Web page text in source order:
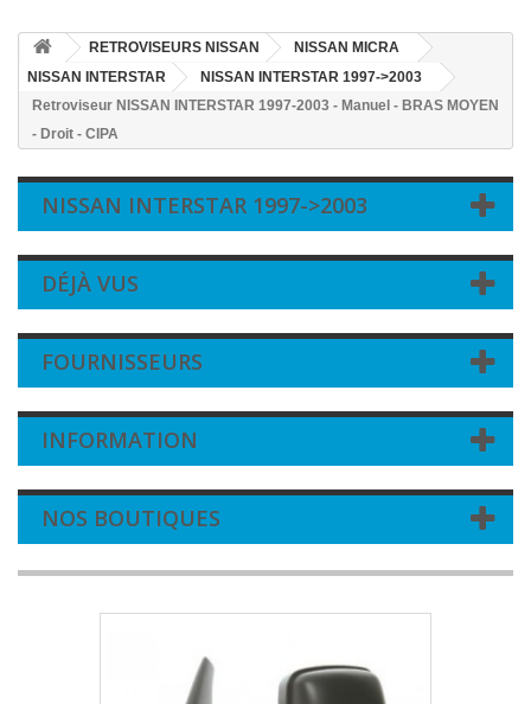
RETROVISEURS NISSAN
NISSAN MICRA
NISSAN INTERSTAR
NISSAN INTERSTAR 1997->2003
Retroviseur NISSAN INTERSTAR 1997-2003 - Manuel - BRAS MOYEN
- Droit - CIPA
NISSAN INTERSTAR 1997->2003
DÉJÀ VUS
FOURNISSEURS
INFORMATION
NOS BOUTIQUES